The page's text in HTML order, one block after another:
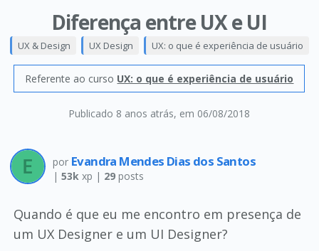
Diferença entre UX e UI
Publicado 8 anos atrás, em 06/08/2018
UX & Design UX Design UX: o que é experiência de usuário
Referente ao curso UX: o que é experiência de usuário
por Evandra Mendes Dias dos Santos
| 53kxp | 29posts
Quando é que eu me encontro em presença de
um UX Designer e um UI Designer?